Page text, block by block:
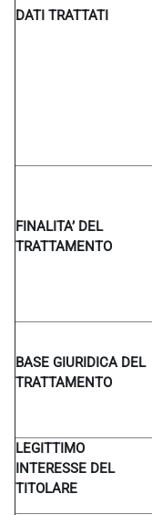
DATI TRATTATI
FINALITA’ DEL
TRATTAMENTO
BASE GIURIDICA DEL
TRATTAMENTO
LEGITTIMO
INTERESSE DEL
TITOLARE